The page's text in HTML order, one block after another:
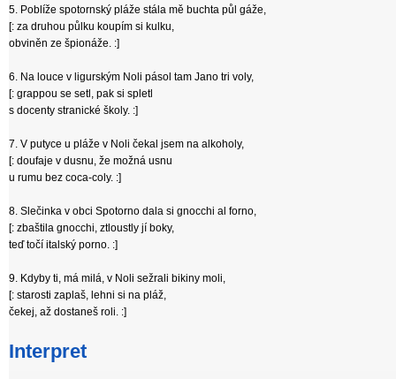
5. Poblíže spotornský pláže stála mě buchta půl gáže,
[: za druhou půlku koupím si kulku,
obviněn ze špionáže. :]
6. Na louce v ligurským Noli pásol tam Jano tri voly,
[: grappou se setl, pak si spletl
s docenty stranické školy. :]
7. V putyce u pláže v Noli čekal jsem na alkoholy,
[: doufaje v dusnu, že možná usnu
u rumu bez coca-coly. :]
8. Slečinka v obci Spotorno dala si gnocchi al forno,
[: zbaštila gnocchi, ztloustly jí boky,
teď točí italský porno. :]
9. Kdyby ti, má milá, v Noli sežrali bikiny moli,
[: starosti zaplaš, lehni si na pláž,
čekej, až dostaneš roli. :]
Interpret